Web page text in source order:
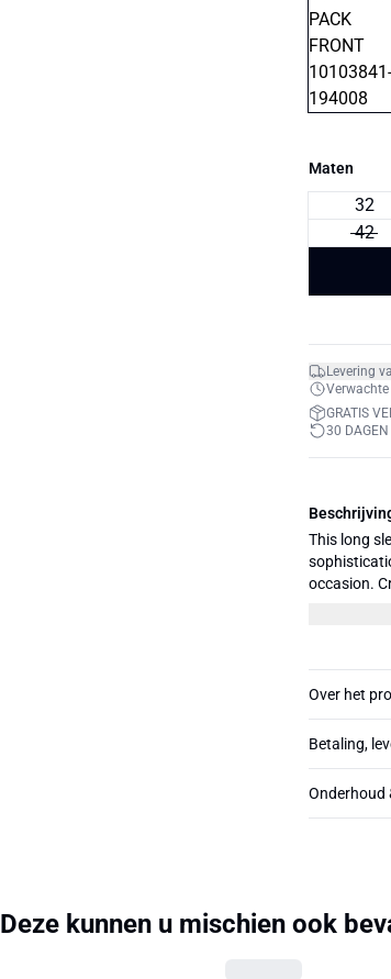
Maten
32
42
Levering
GRATIS
30 DAGEN
This long
occasion.
provide
176 cm
Over het
Betaling,
Onderhoud
Deze kunnen u mischien ook